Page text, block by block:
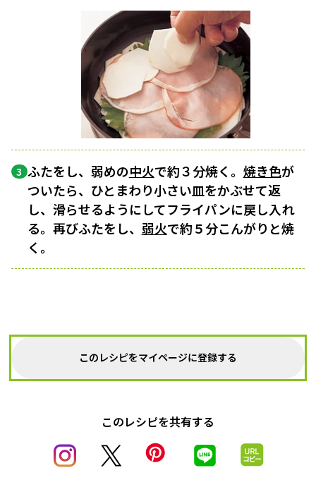
3 ふたをし、弱めの中火で約３分焼く。 焼き色が
ついたら、ひとまわり小さい皿をかぶせて返
し、滑らせるようにしてフライパンに戻し入れ
る。再びふたをし、 弱火で約５分こんがりと焼
く。
このレシピをマイページに登録する
このレシピを共有する